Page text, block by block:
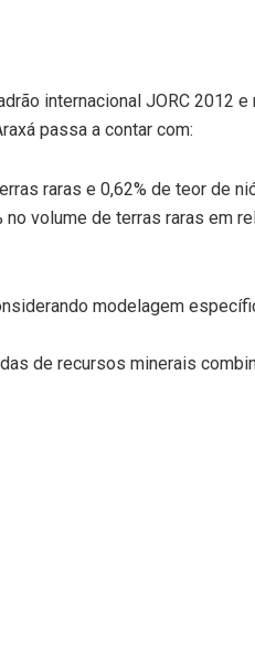
internacional JORC 2012
passa a contar com:
raras e 0,62% de teor de
volume de terras raras em
modelagem
de recursos minerais